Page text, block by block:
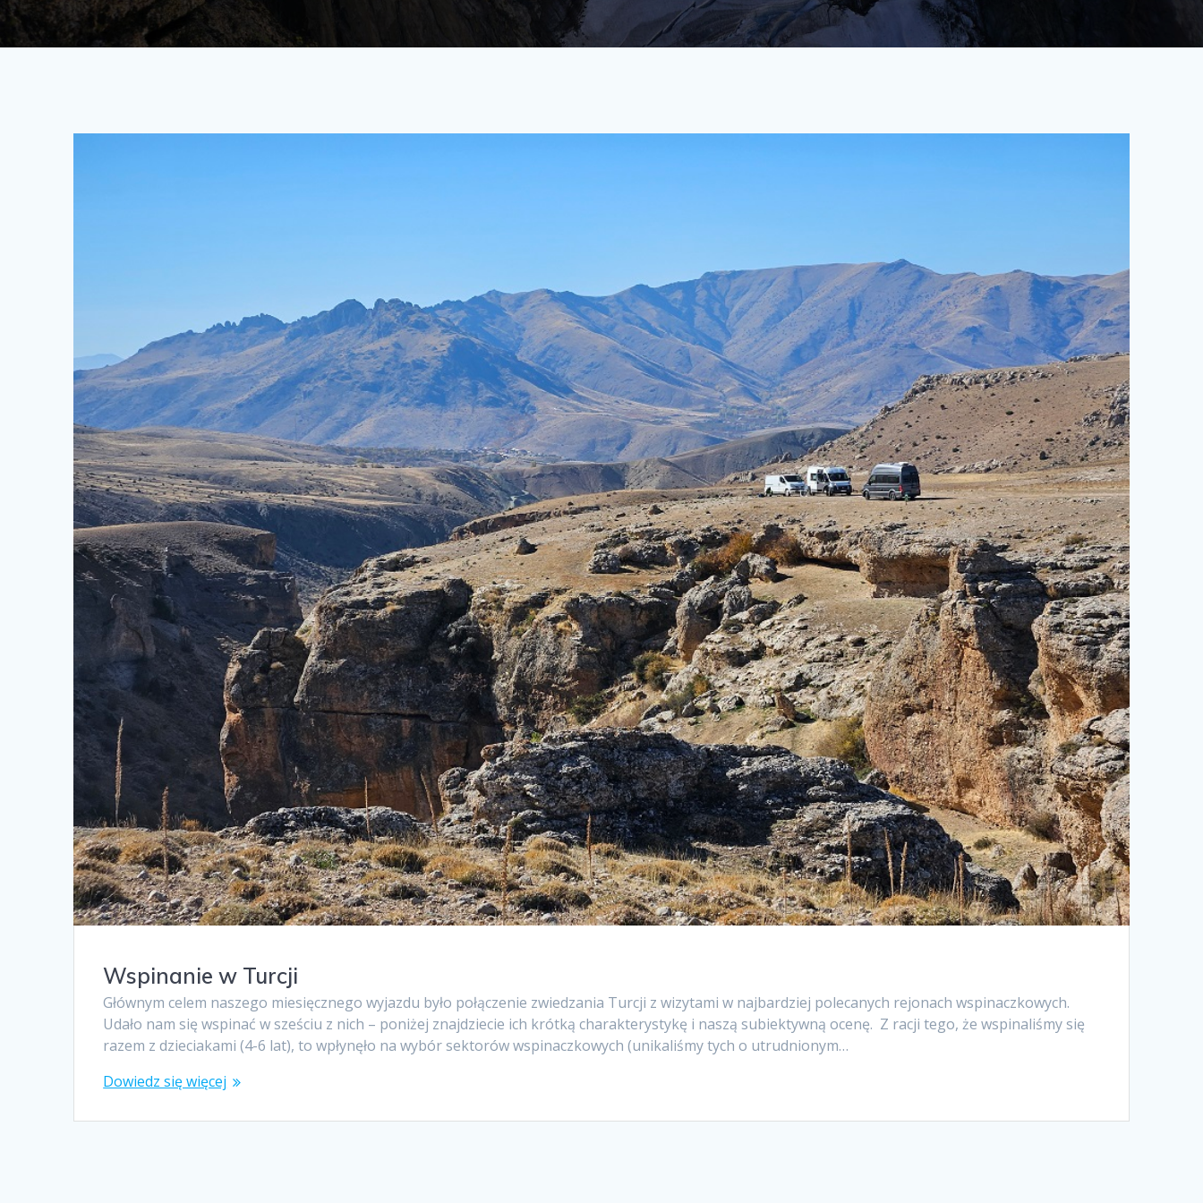
Wspinanie w Turcji
Głównym celem naszego miesięcznego wyjazdu było połączenie zwiedzania Turcji z wizytami w najbardziej polecanych rejonach wspinaczkowych.
Udało nam się wspinać w sześciu z nich – poniżej znajdziecie ich krótką charakterystykę i naszą subiektywną ocenę. Z racji tego, że wspinaliśmy się
razem z dzieciakami (4-6 lat), to wpłynęło na wybór sektorów wspinaczkowych (unikaliśmy tych o utrudnionym…
Dowiedz się więcej